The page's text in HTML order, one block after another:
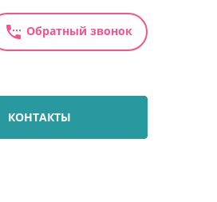
settings_phone Обратный звонок
КОНТАКТЫ